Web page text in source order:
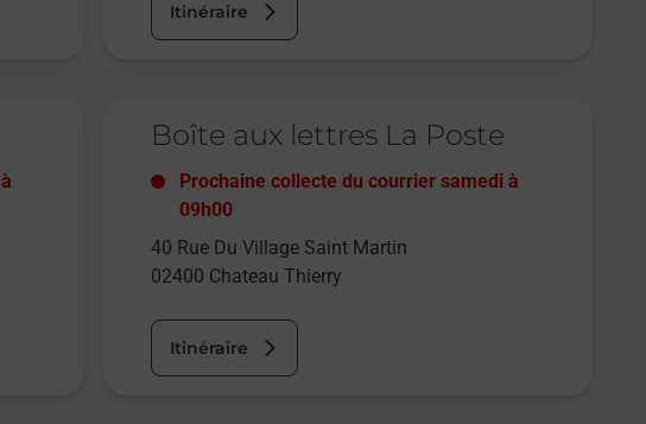
Itinéraire
à
Boîte aux lettres La Poste
Prochaine collecte du courriersamedi à
09h00
40 Rue Du Village Saint Martin
02400 Chateau Thierry
Itinéraire